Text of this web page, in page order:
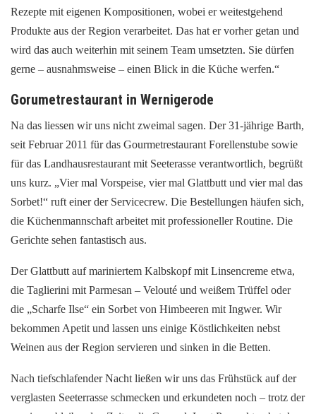
Rezepte mit eigenen Kompositionen, wobei er weitestgehend
Produkte aus der Region verarbeitet. Das hat er vorher getan und
wird das auch weiterhin mit seinem Team umsetzten. Sie dürfen
gerne – ausnahmsweise – einen Blick in die Küche werfen.“
Gorumetrestaurant in Wernigerode
Na das liessen wir uns nicht zweimal sagen. Der 31-jährige Barth,
seit Februar 2011 für das Gourmetrestaurant Forellenstube sowie
für das Landhausrestaurant mit Seeterasse verantwortlich, begrüßt
uns kurz. „Vier mal Vorspeise, vier mal Glattbutt und vier mal das
Sorbet!“ ruft einer der Servicecrew. Die Bestellungen häufen sich,
die Küchenmannschaft arbeitet mit professioneller Routine. Die
Gerichte sehen fantastisch aus.
Der Glattbutt auf mariniertem Kalbskopf mit Linsencreme etwa,
die Taglierini mit Parmesan – Velouté und weißem Trüffel oder
die „Scharfe Ilse“ ein Sorbet von Himbeeren mit Ingwer. Wir
bekommen Apetit und lassen uns einige Köstlichkeiten nebst
Weinen aus der Region servieren und sinken in die Betten.
Nach tiefschlafender Nacht ließen wir uns das Frühstück auf der
verglasten Seeterrasse schmecken und erkundeten noch – trotz der